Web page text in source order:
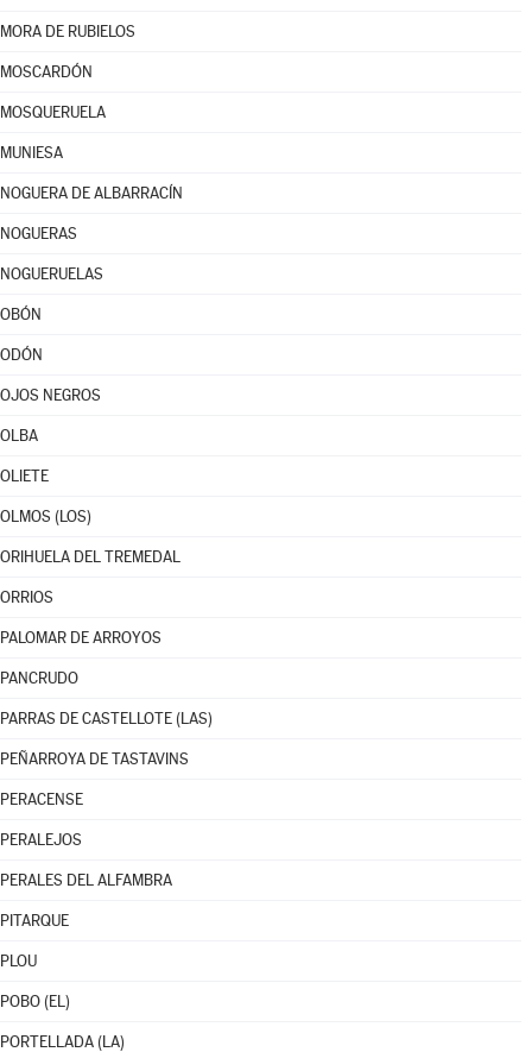
MORA DE RUBIELOS
MOSCARDÓN
MOSQUERUELA
MUNIESA
NOGUERA DE ALBARRACÍN
NOGUERAS
NOGUERUELAS
OBÓN
ODÓN
OJOS NEGROS
OLBA
OLIETE
OLMOS (LOS)
ORIHUELA DEL TREMEDAL
ORRIOS
PALOMAR DE ARROYOS
PANCRUDO
PARRAS DE CASTELLOTE (LAS)
PEÑARROYA DE TASTAVINS
PERACENSE
PERALEJOS
PERALES DEL ALFAMBRA
PITARQUE
PLOU
POBO (EL)
PORTELLADA (LA)